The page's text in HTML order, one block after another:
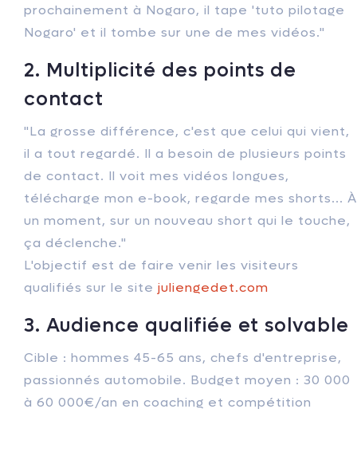
prochainement à Nogaro, il tape 'tuto pilotage
Nogaro' et il tombe sur une de mes vidéos."
2. Multiplicité des points de
contact
"La grosse différence, c'est que celui qui vient,
il a tout regardé. Il a besoin de plusieurs points
de contact. Il voit mes vidéos longues,
télécharge mon e-book, regarde mes shorts... À
un moment, sur un nouveau short qui le touche,
ça déclenche."
L'objectif est de faire venir les visiteurs
qualifiés sur le site juliengedet.com
3. Audience qualifiée et solvable
Cible : hommes 45-65 ans, chefs d'entreprise,
passionnés automobile. Budget moyen : 30 000
à 60 000€/an en coaching et compétition